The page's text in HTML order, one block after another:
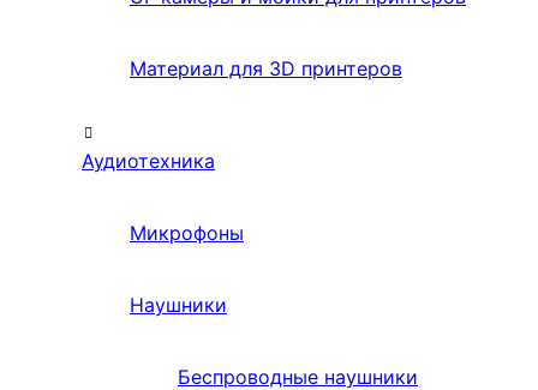
Материал для 3D принтеров
Аудиотехника
Микрофоны
Наушники
Беспроводные наушники